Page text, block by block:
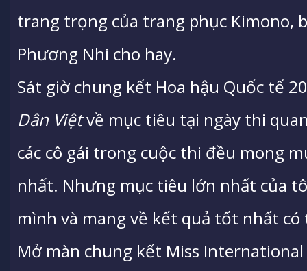
trang trọng của trang phục Kimono,
Phương Nhi cho hay.
Sát giờ chung kết Hoa hậu Quốc tế
Dân Việtvề mục tiêu tại ngày thi
các cô gái trong cuộc thi đều mong
nhất. Nhưng mục tiêu lớn nhất của
mình và mang về kết quả tốt nhất
Mở màn chung kết Miss